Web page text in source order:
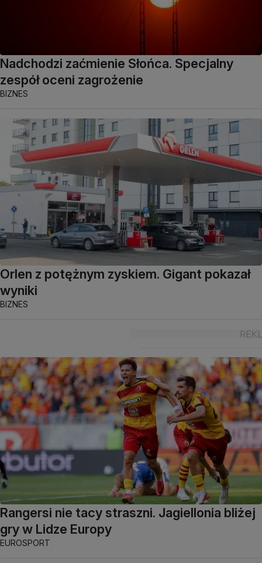
Nadchodzi zaćmienie Słońca. Specjalny
zespół oceni zagrożenie
BIZNES
Orlen z potężnym zyskiem. Gigant pokazał
wyniki
BIZNES
Rangersi nie tacy straszni. Jagiellonia bliżej
gry w Lidze Europy
EUROSPORT